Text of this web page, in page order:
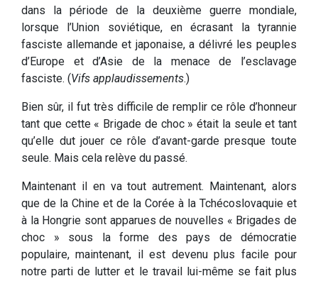
dans la période de la deuxième guerre mondiale,
lorsque l’Union soviétique, en écrasant la tyrannie
fasciste allemande et japonaise, a délivré les peuples
d’Europe et d’Asie de la menace de l’esclavage
fasciste. (Vifs applaudissements.)
Bien sûr, il fut très difficile de remplir ce rôle d’honneur
tant que cette « Brigade de choc » était la seule et tant
qu’elle dut jouer ce rôle d’avant-garde presque toute
seule. Mais cela relève du passé.
Maintenant il en va tout autrement. Maintenant, alors
que de la Chine et de la Corée à la Tchécoslovaquie et
à la Hongrie sont apparues de nouvelles « Brigades de
choc » sous la forme des pays de démocratie
populaire, maintenant, il est devenu plus facile pour
notre parti de lutter et le travail lui-même se fait plus